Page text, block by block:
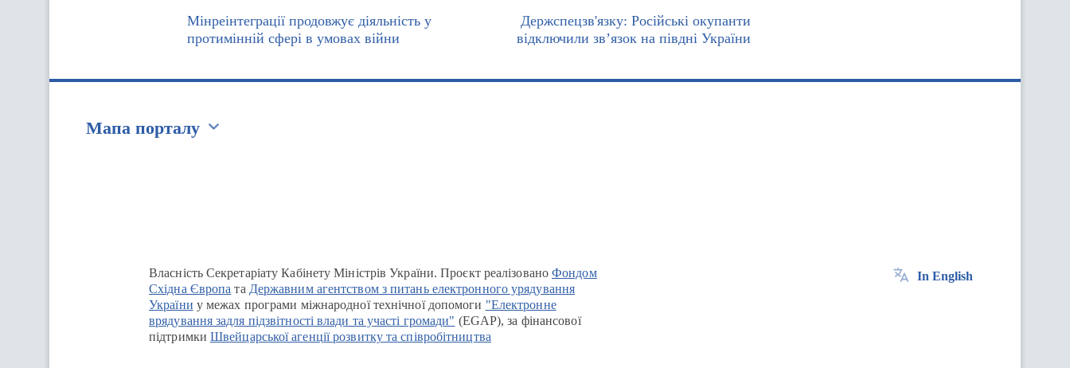
Мінреінтеграції продовжує діяльність у
протимінній сфері в умовах війни
Держспецзв'язку: Російські окупанти
відключили зв’язок на півдні України
Мапа порталу
Власність Секретаріату Кабінету Міністрів України. Проєкт реалізованоФондом
Східна Європа та Державним агентством з питань електронного урядування
України у межах програми міжнародної технічної допомоги "Електронне
врядування задля підзвітності влади та участі громади" (EGAP), за фінансової
підтримки Швейцарської агенції розвитку та співробітництва
In English